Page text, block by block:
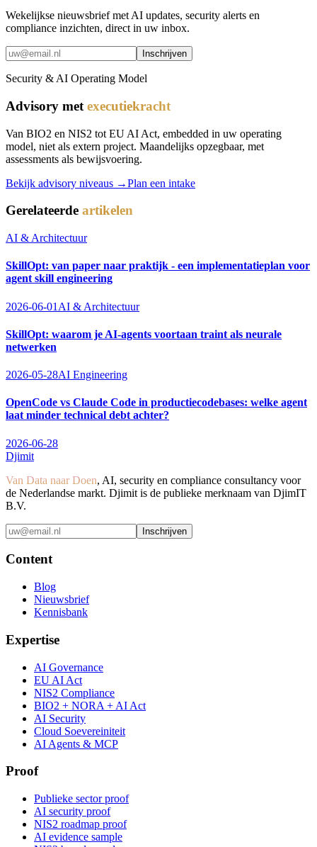
Wekelijkse nieuwsbrief met AI updates, security alerts en
compliance inzichten, direct in uw inbox.
Inschrijven
Security & AI Operating Model
Advisory met executiekracht
Van BIO2 en NIS2 tot EU AI Act, embedded in uw operating
model, niet als extern project. Maandelijks opzegbaar, met
assessments als bewijsvoering.
Bekijk advisory niveaus →Plan een intake
Gerelateerde artikelen
AI & Architectuur
SkillOpt: van paper naar praktijk - een implementatieplan voor
agent skill engineering
2026-06-01 AI & Architectuur
SkillOpt: waarom je AI-agents voortaan traint als neurale
netwerken
2026-05-28AI Engineering
OpenCode vs Claude Code in productiecodebases: welke agent
laat minder technical debt achter?
2026-06-28
Djimit
Van Data naar Doen, AI, security en compliance consultancy voor
de Nederlandse markt. Djimit is de publieke merknaam van DjimIT
B.V.
Inschrijven
Content
Blog
Nieuwsbrief
Kennisbank
Expertise
AI Governance
EU AI Act
NIS2 Compliance
BIO2 + NORA + AI Act
AI Security
Cloud Soevereiniteit
AI Agents & MCP
Proof
Publieke sector proof
AI security proof
NIS2 roadmap proof
AI evidence sample